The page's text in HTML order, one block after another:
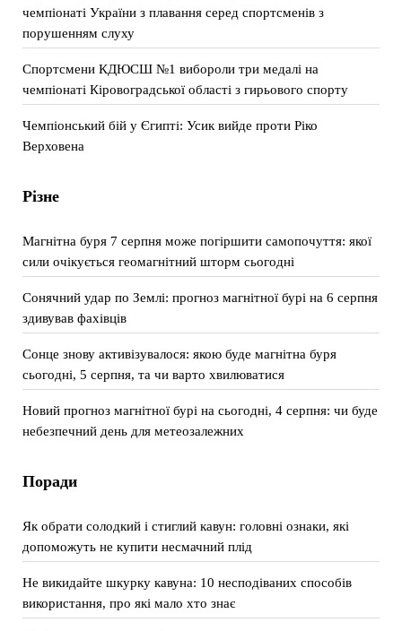
чемпіонаті України з плавання серед спортсменів з
порушенням слуху
Спортсмени КДЮСШ №1 вибороли три медалі на
чемпіонаті Кіровоградської області з гирьового спорту
Чемпіонський бій у Єгипті: Усик вийде проти Ріко
Верховена
Різне
Магнітна буря 7 серпня може погіршити самопочуття: якої
сили очікується геомагнітний шторм сьогодні
Сонячний удар по Землі: прогноз магнітної бурі на 6 серпня
здивував фахівців
Сонце знову активізувалося: якою буде магнітна буря
сьогодні, 5 серпня, та чи варто хвилюватися
Новий прогноз магнітної бурі на сьогодні, 4 серпня: чи буде
небезпечний день для метеозалежних
Поради
Як обрати солодкий і стиглий кавун: головні ознаки, які
допоможуть не купити несмачний плід
Не викидайте шкурку кавуна: 10 несподіваних способів
використання, про які мало хто знає